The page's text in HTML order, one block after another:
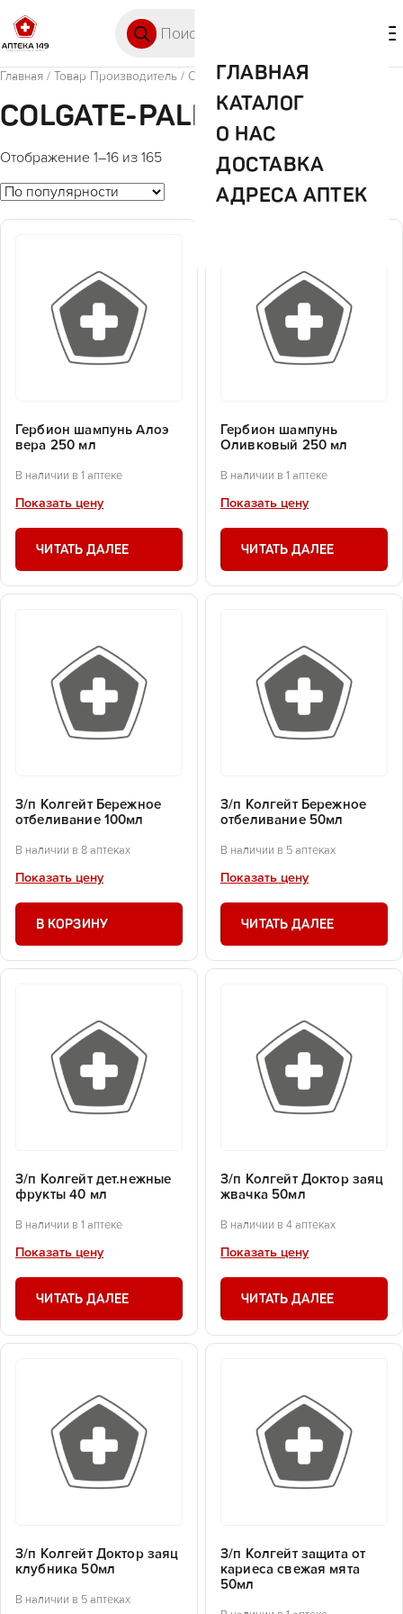
ГЛАВНАЯ
КАТАЛОГ
О НАС
ДОСТАВКА
АДРЕСА АПТЕК
Главная / Товар Производитель / Colgate-Palmolive
COLGATE-PALMOLIVE
Отображение 1–16 из 165
Гербион шампунь Алоэ
вера 250 мл
В наличии в 1 аптеке
Показать цену
ЧИТАТЬ ДАЛЕЕ
Гербион шампунь
Оливковый 250 мл
В наличии в 1 аптеке
Показать цену
ЧИТАТЬ ДАЛЕЕ
З/п Колгейт Бережное
отбеливание 100мл
В наличии в 8 аптеках
Показать цену
В КОРЗИНУ
З/п Колгейт Бережное
отбеливание 50мл
В наличии в 5 аптеках
Показать цену
ЧИТАТЬ ДАЛЕЕ
З/п Колгейт дет.нежные
фрукты 40 мл
В наличии в 1 аптеке
Показать цену
ЧИТАТЬ ДАЛЕЕ
З/п Колгейт Доктор заяц
жвачка 50мл
В наличии в 4 аптеках
Показать цену
ЧИТАТЬ ДАЛЕЕ
З/п Колгейт Доктор заяц
клубника 50мл
В наличии в 5 аптеках
З/п Колгейт защита от
кариеса свежая мята
50мл